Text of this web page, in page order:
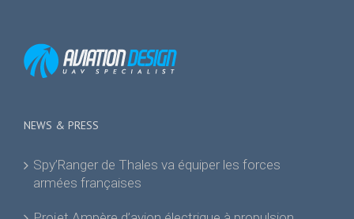
NEWS & PRESS
Spy’Ranger de Thales va équiper les forces
armées françaises